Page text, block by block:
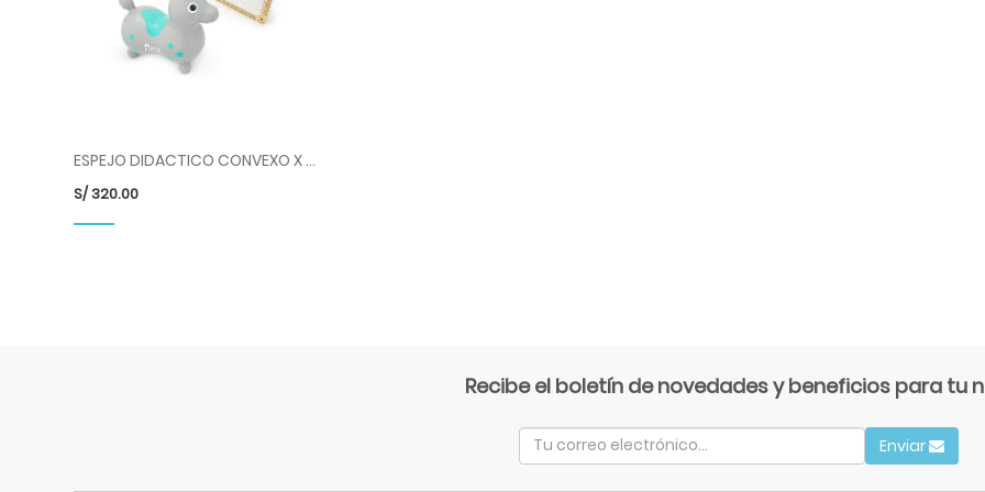
ESPEJO DIDACTICO CONVEXO X 4 CIRCULOS
S/320.00
Recibe el boletín de novedades y beneficios para tu
Enviar